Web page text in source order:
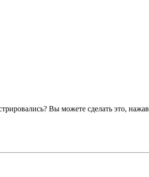
Вы можете сделать это, нажав